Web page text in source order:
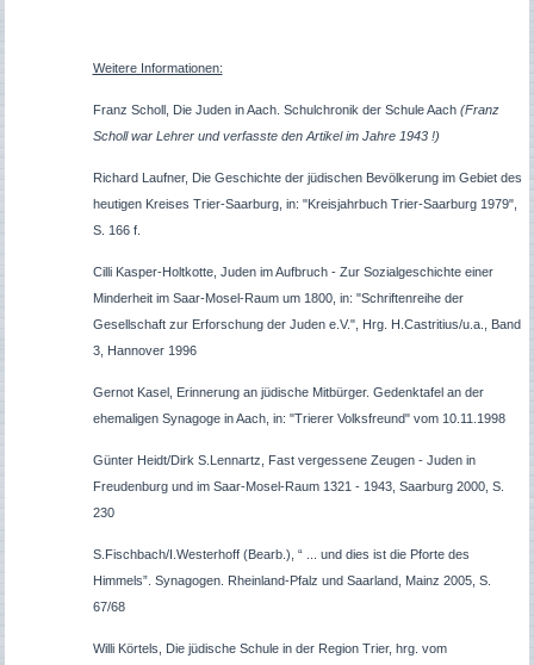
Weitere Informationen:
Franz Scholl, Die Juden in Aach. Schulchronik der Schule Aach (Franz
Scholl war Lehrer und verfasste den Artikel im Jahre 1943 !)
Richard Laufner, Die Geschichte der jüdischen Bevölkerung im Gebiet des
heutigen Kreises Trier-Saarburg, in: "Kreisjahrbuch Trier-Saarburg 1979",
S. 166 f.
Cilli Kasper-Holtkotte, Juden im Aufbruch - Zur Sozialgeschichte einer
Minderheit im Saar-Mosel-Raum um 1800, in: "Schriftenreihe der
Gesellschaft zur Erforschung der Juden e.V.", Hrg. H.Castritius/u.a., Band
3, Hannover 1996
Gernot Kasel, Erinnerung an jüdische Mitbürger. Gedenktafel an der
ehemaligen Synagoge in Aach, in: "Trierer Volksfreund" vom 10.11.1998
Günter Heidt/Dirk S.Lennartz, Fast vergessene Zeugen - Juden in
Freudenburg und im Saar-Mosel-Raum 1321 - 1943, Saarburg 2000, S.
230
S.Fischbach/I.Westerhoff (Bearb.), “ ... und dies ist die Pforte des
Himmels”. Synagogen. Rheinland-Pfalz und Saarland, Mainz 2005, S.
67/68
Willi Körtels, Die jüdische Schule in der Region Trier, hrg. vom